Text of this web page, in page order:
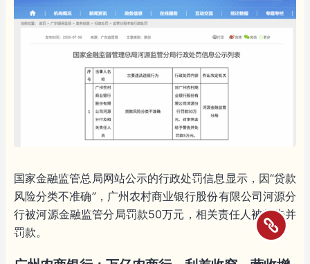
国家金融监管总局网站公示的行政处罚信息显示，因“贷款
风险分类不准确”，广州农村商业银行股份有限公司河源分
行被河源金融监管分局罚款50万元，相关责任人被警告并
罚款。